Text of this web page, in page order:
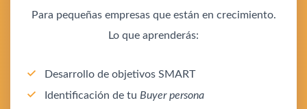
Para pequeñas empresas que están en crecimiento.
Lo que aprenderás:
Desarrollo de objetivos SMART
Identificación de tu Buyer persona